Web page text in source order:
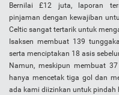
Bernilai £12 juta, laporan
pinjaman dengan kewajiban
Celtic sangat tertarik untuk
Iѕаkѕеn membuat 139
serta menciptakan 18 asis
Namun, meskipun membuat
hanya mencetak tiga gol dan
ada kami diizinkan untuk pindah